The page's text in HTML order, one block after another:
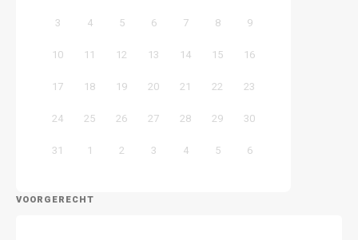
3 4 5 6 7 8 9
10 11 12 13 14 15 16
17 18 19 20 21 22 23
24 25 26 27 28 29 30
31 1 2 3 4 5 6
VOORGERECHT